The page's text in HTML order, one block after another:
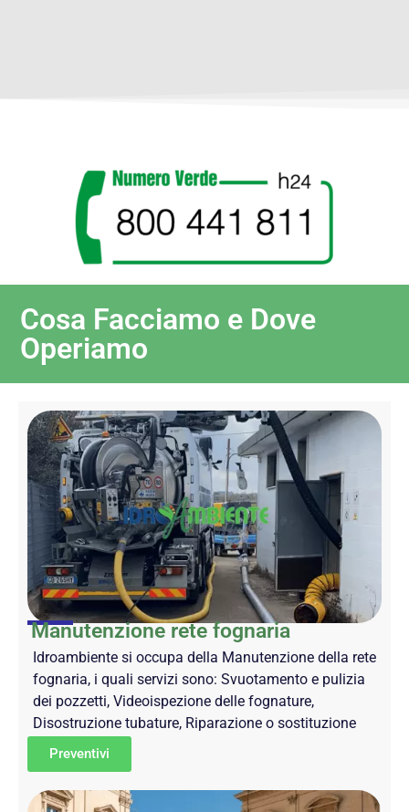
Cosa Facciamo e Dove
Operiamo
Manutenzione rete fognaria
Idroambiente si occupa della Manutenzione della rete
fognaria, i quali servizi sono: Svuotamento e pulizia
dei pozzetti, Videoispezione delle fognature,
Disostruzione tubature, Riparazione o sostituzione
Preventivi